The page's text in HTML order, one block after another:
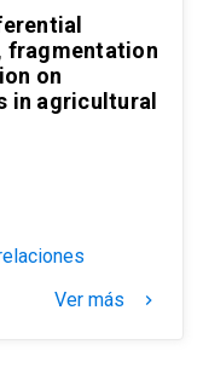
fragmentation
on
in agricultural
Ver más
keyboard_arrow_right